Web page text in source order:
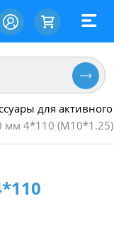
для
мм 4*110